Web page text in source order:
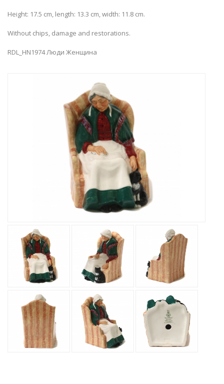
Height: 17.5 cm, length: 13.3 cm, width: 11.8 cm.
Without chips, damage and restorations.
RDL_HN1974 Люди Женщина